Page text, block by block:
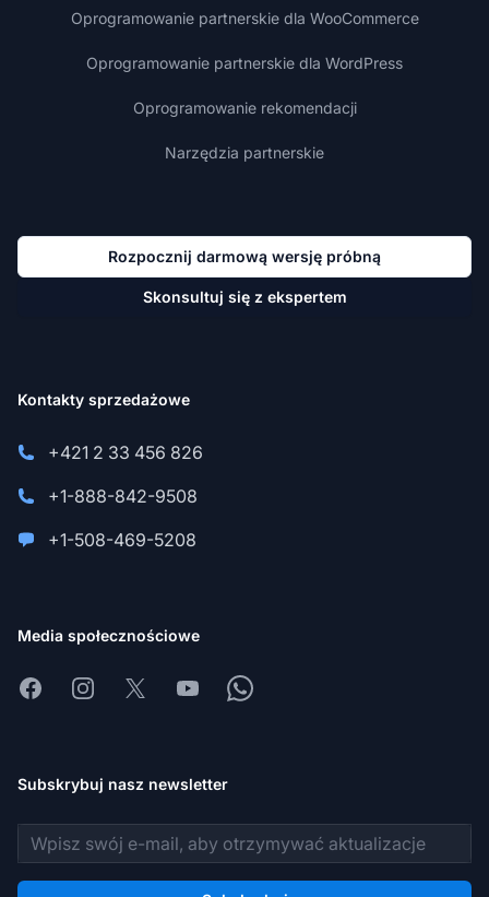
Oprogramowanie partnerskie dla WooCommerce
Oprogramowanie partnerskie dla WordPress
Oprogramowanie rekomendacji
Narzędzia partnerskie
Rozpocznij darmową wersję próbną
Skonsultuj się z ekspertem
Kontakty sprzedażowe
+421 2 33 456 826
+1-888-842-9508
+1-508-469-5208
Media społecznościowe
FacebookInstagram
X YoutubeWhatsapp
Subskrybuj nasz newsletter
Adres e-mail